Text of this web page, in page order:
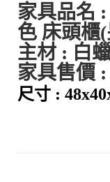
家具品名 :
色 床頭櫃
主材 : 白
家具售價 :
尺寸 :